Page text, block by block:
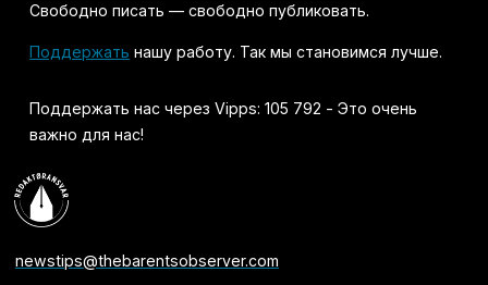
Свободно писать — свободно публиковать.
Поддержать нашу работу. Так мы становимся лучше.
Поддержать нас через Vipps: 105 792 - Это очень
важно для нас!
newstips@thebarentsobserver.com